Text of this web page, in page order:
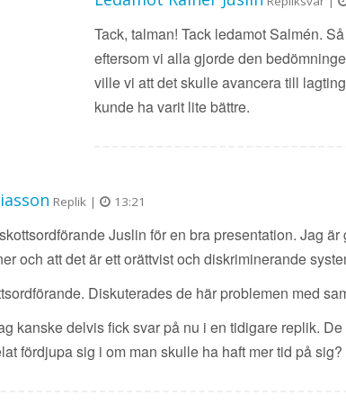
Tack, talman! Tack ledamot Salmén.
eftersom vi alla gjorde den
ville vi att det skulle avancera till
kunde ha varit lite bättre.
Replik | 13:21
Juslin för en bra presentation. Jag
och att det är ett orättvist och diskriminerande
Diskuterades de här problemen med
kanske delvis fick svar på nu i en tidigare replik.
fördjupa sig i om man skulle ha haft mer tid på